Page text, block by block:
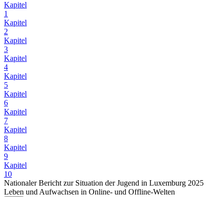
Kapitel
1
Kapitel
2
Kapitel
3
Kapitel
4
Kapitel
5
Kapitel
6
Kapitel
7
Kapitel
8
Kapitel
9
Kapitel
10
Nationaler Bericht zur Situation der Jugend in Luxemburg 2025
Leben und Aufwachsen in Online- und Offline-Welten